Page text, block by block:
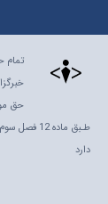
حق
طـبق ماده
دارد